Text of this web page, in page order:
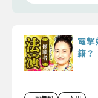
電
籍？